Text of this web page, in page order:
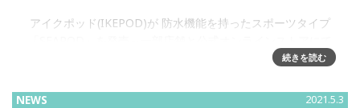
アイクポッド(IKEPOD)が 防水機能を持ったスポーツタイプ
先行販売を実施2019年、鮮烈な復活を遂げたIKEPOD。かつ
続きを読む
NEWS 2021.5.3